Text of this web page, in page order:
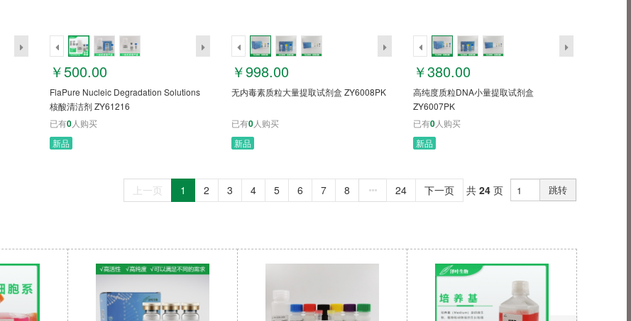
￥500.00
FlaPure Nucleic Degradation Solutions
核酸清洁剂 ZY61216
已有0人购买
新品
￥998.00
无内毒素质粒大量提取试剂盒 ZY6008PK
已有0人购买
新品
￥380.00
高纯度质粒DNA小量提取试剂盒
ZY6007PK
已有0人购买
新品
上一页 1 2 3 4 5 6 7 8 24 下一页 共 24 页 跳转